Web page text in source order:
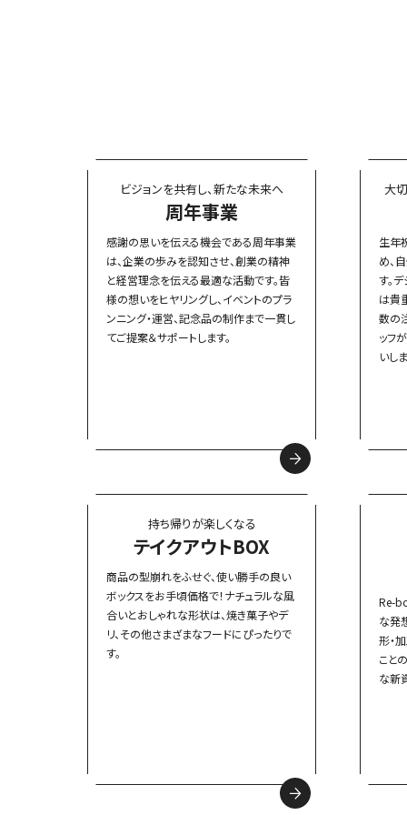
ビジョンを共有し、新たな未来へ
周年事業
感謝の思いを伝える機会である周年事業
は、企業の歩みを認知させ、創業の精神
と経営理念を伝える最適な活動です。皆
様の想いをヒヤリングし、イベントのプラ
ンニング・運営、記念品の制作まで一貫し
てご提案＆サポートします。
大
生年
め、
す。
は貴
数の
ッフ
いし
持ち帰りが楽しくなる
テイクアウトBOX
商品の型崩れをふせぐ、使い勝手の良い
ボックスをお手頃価格で！ナチュラルな風
合いとおしゃれな形状は、焼き菓子やデ
リ、その他さまざまなフードにぴったりで
す。
Re-
な発
形・
こと
な新